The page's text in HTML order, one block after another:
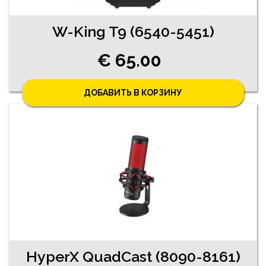
W-King T9 (6540-5451)
€ 65.00
ДОБАВИТЬ В КОРЗИНУ
HyperX QuadCast (8090-8161)